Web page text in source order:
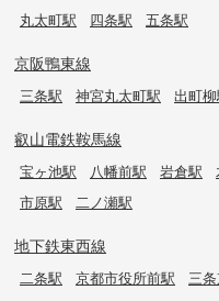
丸太町駅
四条駅 五条駅
京阪鴨東線
三条駅 神宮丸太町駅 出町
叡山電鉄鞍馬線
宝ヶ池駅 八幡前駅 岩倉駅
市原駅
二ノ瀬駅
地下鉄東西線
二条駅 京都市役所前駅 三